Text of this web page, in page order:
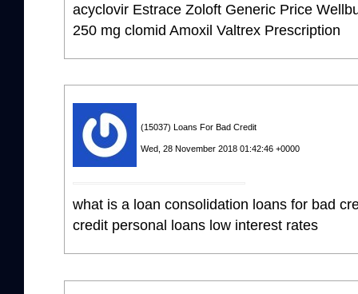
acyclovir Estrace Zoloft Generic Price
250 mg clomid Amoxil Valtrex Prescription
(15037) Loans For Bad Credit
Wed, 28 November 2018 01:42:46 +0000
what is a loan consolidation loans for bad
credit personal loans low interest rates